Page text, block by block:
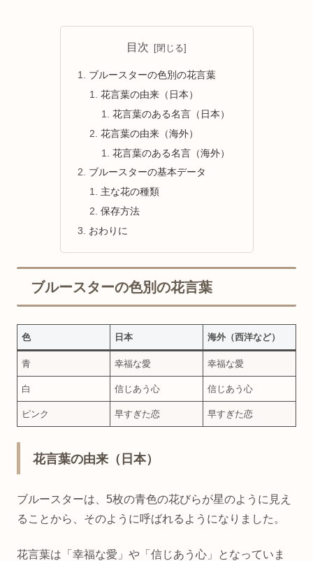
目次
ブルースターの色別の花言葉
花言葉の由来（日本）
花言葉のある名言（日本）
花言葉の由来（海外）
花言葉のある名言（海外）
ブルースターの基本データ
主な花の種類
保存方法
おわりに
ブルースターの色別の花言葉
色 日本 海外（西洋など）
青 幸福な愛 幸福な愛
白 信じあう心 信じあう心
ピンク 早すぎた恋 早すぎた恋
花言葉の由来（日本）
ブルースターは、5枚の青色の花びらが星のように見え
ることから、そのように呼ばれるようになりました。
花言葉は「幸福な愛」や「信じあう心」となっていま